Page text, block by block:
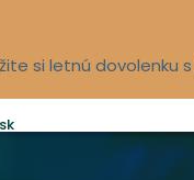
si letnú